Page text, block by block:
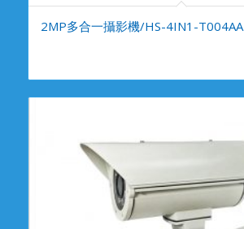
2MP多合一攝影機/HS-4IN1-T004AA